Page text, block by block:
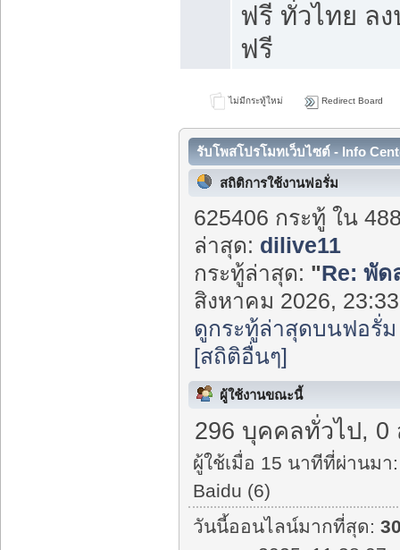
ฟรี ทั่วไทย ล
ฟรี
ไม่มีกระทู้ใหม่ Redirect Board
รับโพสโปรโมทเว็บไซต์ - Info
สถิติการใช้งานฟอรั่ม
625406 กระทู้ ใน
ล่าสุด: dilive11
กระทู้ล่าสุด: "Re: พัด
สิงหาคม 2026,
ดูกระทู้ล่าสุดบนฟอรั่ม
[สถิติอื่นๆ]
ผู้ใช้งานขณะนี้
296 บุคคลทั่วไป, 0
ผู้ใช้เมื่อ 15 นาทีที่ผ่านมา:
Baidu (6)
วันนี้ออนไลน์มากที่สุด: